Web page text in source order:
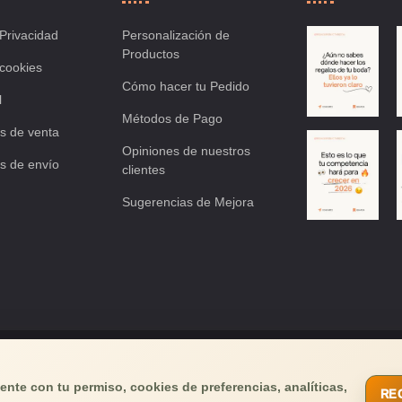
de venta
de envío
Personalización de
Productos
Cómo hacer tu Pedido
Métodos de Pago
Opiniones de nuestros
clientes
Sugerencias de Mejora
y recibirás buenas noticias!
con tu permiso, cookies de preferencias, analíticas,